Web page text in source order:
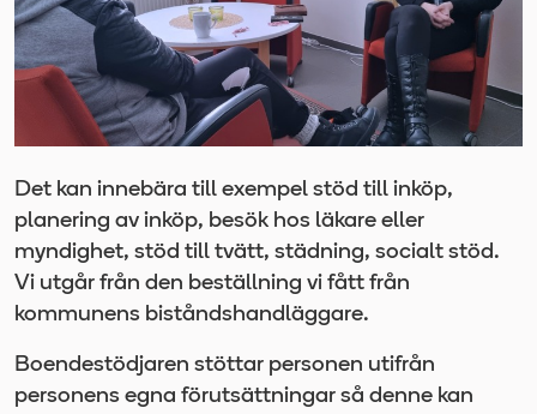
Det kan innebära till exempel stöd till inköp,
planering av inköp, besök hos läkare eller
myndighet, stöd till tvätt, städning, socialt stöd.
Vi utgår från den beställning vi fått från
kommunens biståndshandläggare.
Boendestödjaren stöttar personen utifrån
personens egna förutsättningar så denne kan